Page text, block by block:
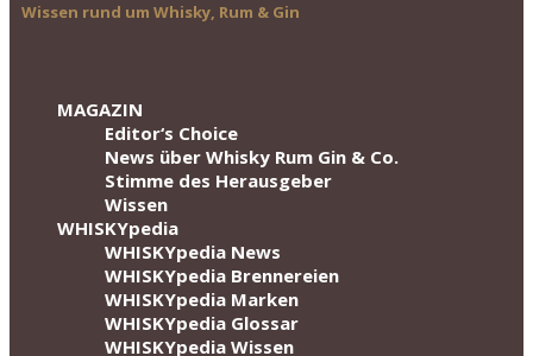
Wissen rund um Whisky, Rum & Gin
MAGAZIN
Editor‘s Choice
News über Whisky Rum Gin & Co.
Stimme des Herausgeber
Wissen
WHISKYpedia
WHISKYpedia News
WHISKYpedia Brennereien
WHISKYpedia Marken
WHISKYpedia Glossar
WHISKYpedia Wissen